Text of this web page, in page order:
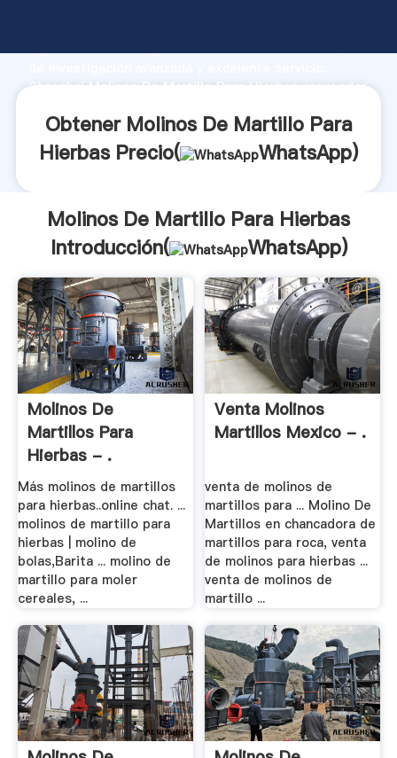
Agarrando fuerte capacidad de producción, fuerza
Shanghai Molinos De Martillo Para Hierbas proveedor
Obtener Molinos De Martillo Para
Hierbas Precio(
WhatsApp)
Molinos De Martillo Para Hierbas
Introducción(
WhatsApp)
Molinos De
Martillos Para
Hierbas - .
Más molinos de martillos
para hierbas..online chat. ...
molinos de martillo para
hierbas | molino de
bolas,Barita ... molino de
martillo para moler
cereales, ...
Venta Molinos
Martillos Mexico - .
venta de molinos de
martillos para ... Molino De
Martillos en chancadora de
martillos para roca, venta
de molinos para hierbas ...
venta de molinos de
martillo ...